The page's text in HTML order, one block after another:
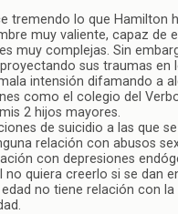
tremendo lo que Hamilton
muy valiente, capaz de
muy complejas. Sin
sus traumas en
intensión difamando a
como el colegio del
2 hijos mayores.
de suicidio a las que
relación con abusos
con depresiones
no quiera creerlo si se dan
no tiene relación con